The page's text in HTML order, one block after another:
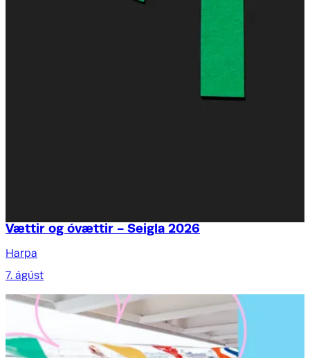
Vættir og óvættir - Seigla 2026
Harpa
7. ágúst